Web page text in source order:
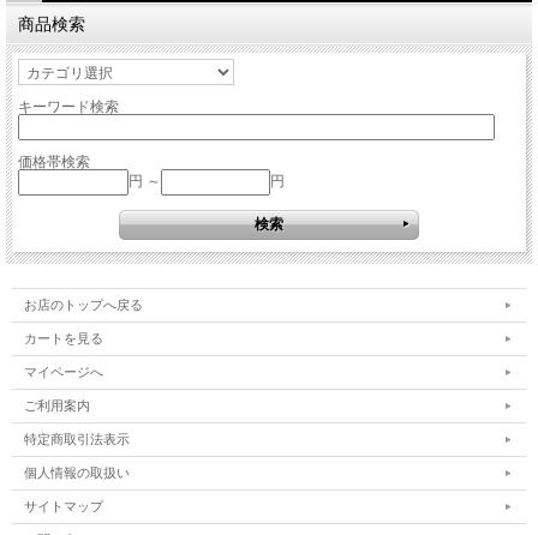
商品検索
キーワード検索
価格帯検索
円 ～
円
お店のトップへ戻る
カートを見る
マイページへ
ご利用案内
特定商取引法表示
個人情報の取扱い
サイトマップ